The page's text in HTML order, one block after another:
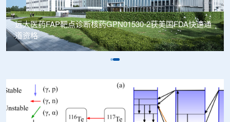
GPN01530-2获美国FDA快速通
南华大学罗文教授团队在核
取得重要进展